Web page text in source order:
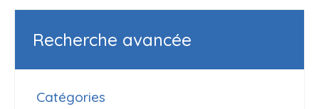
Recherche avancée
Catégories